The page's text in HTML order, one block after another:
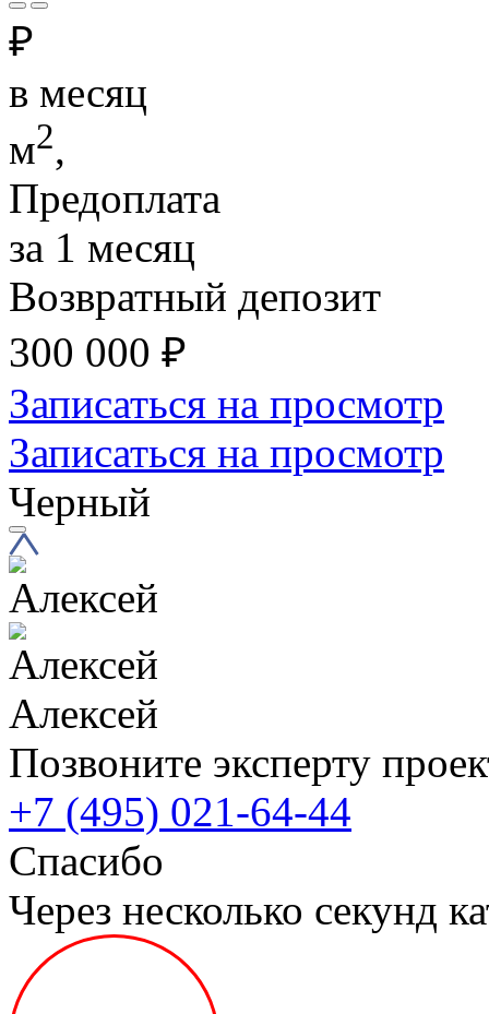
₽
в месяц
м2,
Предоплата
за 1 месяц
Возвратный депозит
300 000 ₽
Записаться на просмотр
Записаться на просмотр
Черный
Алексей
Позвоните эксперту
+7 (495) 021-64-44
Спасибо
Через несколько секунд